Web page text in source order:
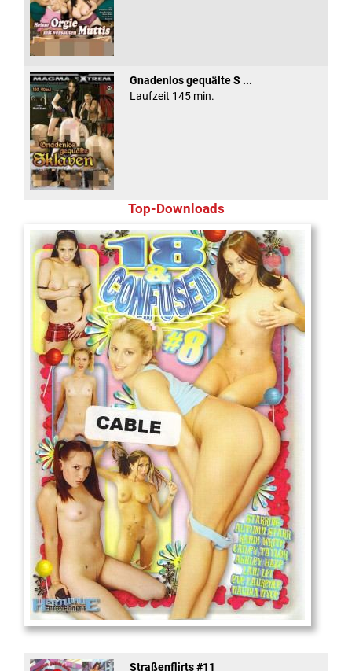
Gnadenlos gequälte S ...
Laufzeit 145 min.
Top-Downloads
And Confused #8 - ...
Straßenflirts #11